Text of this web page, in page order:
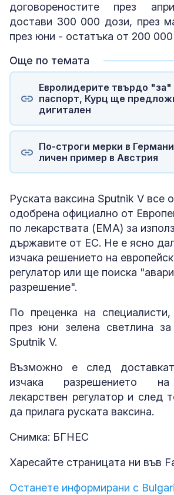
договореностите през
достави 300 000 дози, през
през юни - остатъка от 200
Още по темата
Евролидерите твърдо "за"
паспорт, Курц ще
дигитален
По-строги мерки в
личен пример в Австрия
Руската ваксина Sputnik V все
одобрена официално от
по лекарствата (ЕМА) за
държавите от ЕС. Не е ясно
изчака решението на
регулатор или ще поиска
разрешение".
По преценка на
през юни зелена светлина
Sputnik V.
Възможно е след
изчака разрешението на
лекарствен регулатор и след
да прилага руската ваксина.
Снимка: БГНЕС
Харесайте страницата ни във
Останете информирани с